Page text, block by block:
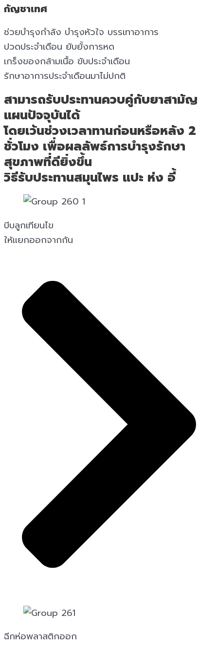
กัญชาเทศ
ช่วยบำรุงกำลัง บำรุงหัวใจ บรรเทาอาการ
ปวดประจำเดือน ยับยั้งการหด
เกร็งของกล้ามเนื้อ ขับประจำเดือน
รักษาอาการประจำเดือนมาไม่ปกติ
สามารถรับประทานควบคู่กับยาสามัญ
แผนปัจจุบันได้
โดยเว้นช่วงเวลาทานก่อนหรือหลัง 2
ชั่วโมง เพื่อผลลัพธ์การบำรุงรักษา
สุขภาพที่ดียิ่งขึ้น
วิธีรับประทานสมุนไพร แปะ ห่ง อี้
บีบลูกเทียนไข
ให้แยกออกจากกัน
ฉีกห่อพลาสติกออก